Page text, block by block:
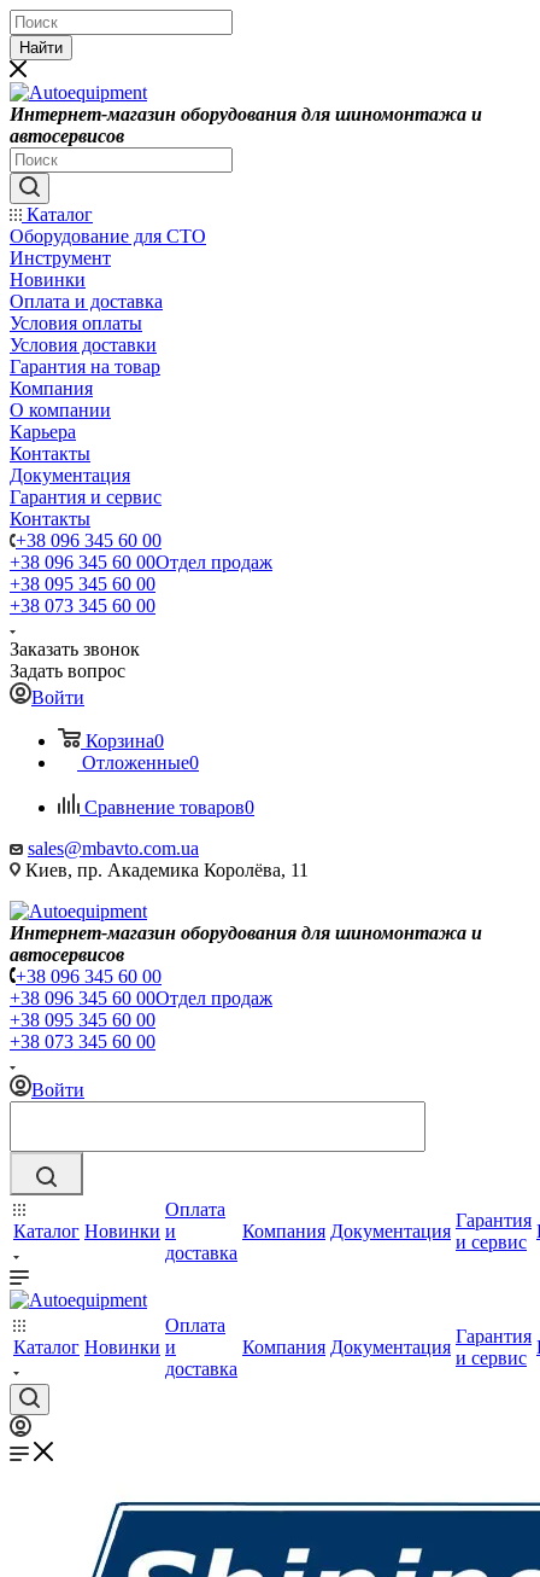
Найти
Интернет-магазин оборудования для шиномонтажа и
автосервисов
Каталог
Оборудование для СТО
Инструмент
Новинки
Оплата и доставка
Условия оплаты
Условия доставки
Гарантия на товар
Компания
О компании
Карьера
Контакты
Документация
Гарантия и сервис
Контакты
+38 096 345 60 00
+38 096 345 60 00Отдел продаж
+38 095 345 60 00
+38 073 345 60 00
Заказать звонок
Задать вопрос
Войти
Корзина0
Отложенные0
Сравнение товаров0
sales@mbavto.com.ua
Киев, пр. Академика Королёва, 11
Интернет-магазин оборудования для шиномонтажа и
автосервисов
+38 096 345 60 00
+38 096 345 60 00Отдел продаж
+38 095 345 60 00
+38 073 345 60 00
Войти
Каталог Новинки
Оплата
и
доставка
Компания Документация
Гарантия
и сервис
Каталог Новинки
Оплата
и
доставка
Компания Документация
Гарантия
и сервис